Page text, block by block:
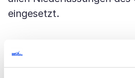
eingesetzt.
Über die esz AG